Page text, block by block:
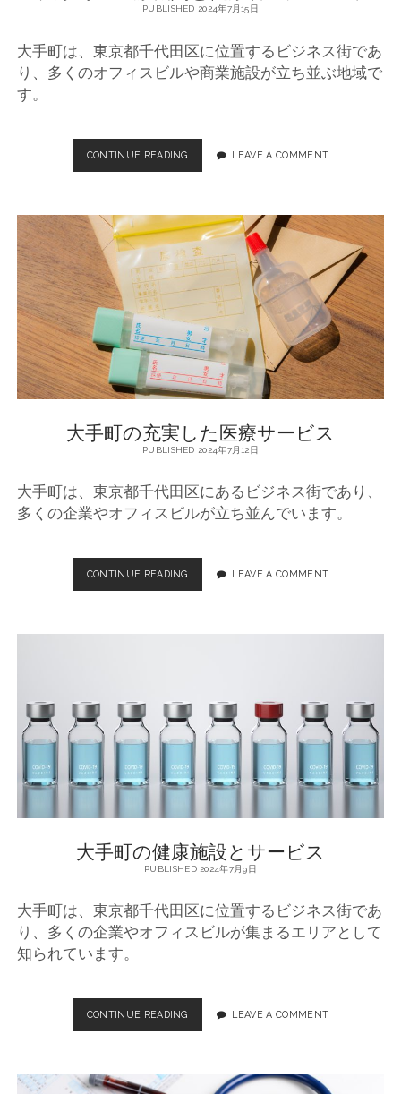
PUBLISHED 2024年7月15日
大手町は、東京都千代田区に位置するビジネス街であ
り、多くのオフィスビルや商業施設が立ち並ぶ地域で
す。
CONTINUE READING
手
医
療
機
関
と
健
康
管
理
に
つ
LEAVE A COMMENT
大手町の充実した医療サービス
PUBLISHED 2024年7月12日
大手町は、東京都千代田区にあるビジネス街であり、
多くの企業やオフィスビルが立ち並んでいます。
CONTINUE READING
手
療
サ
ビ
LEAVE A COMMENT
大手町の健康施設とサービス
PUBLISHED 2024年7月9日
大手町は、東京都千代田区に位置するビジネス街であ
り、多くの企業やオフィスビルが集まるエリアとして
知られています。
CONTINUE READING
手
LEAVE A COMMENT